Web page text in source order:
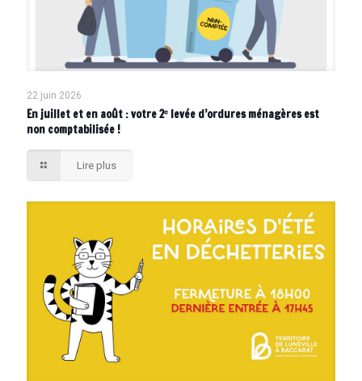
22 juin 2026
En juillet et en août : votre 2ᵉ levée d’ordures ménagères est
non comptabilisée !
Lire plus